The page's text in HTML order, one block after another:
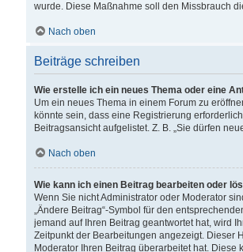
wurde. Diese Maßnahme soll den Missbrauch
Nach oben
Beiträge schreiben
Wie erstelle ich ein neues Thema oder eine
Um ein neues Thema in einem Forum zu
könnte sein, dass eine Registrierung
Beitragsansicht aufgelistet. Z. B. „Sie dürfen
Nach oben
Wie kann ich einen Beitrag bearbeiten oder
Wenn Sie nicht Administrator oder Moderator
„Ändere Beitrag“-Symbol für den
jemand auf Ihren Beitrag geantwortet hat, wird
Zeitpunkt der Bearbeitungen angezeigt. Dieser
Moderator Ihren Beitrag überarbeitet hat.